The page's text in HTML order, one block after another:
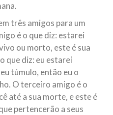
três amigos para um
é o que diz: estarei
ou morto, este é sua
que diz: eu estarei
túmulo, então eu o
O terceiro amigo é o
até a sua morte, e este é
pertencerão a seus